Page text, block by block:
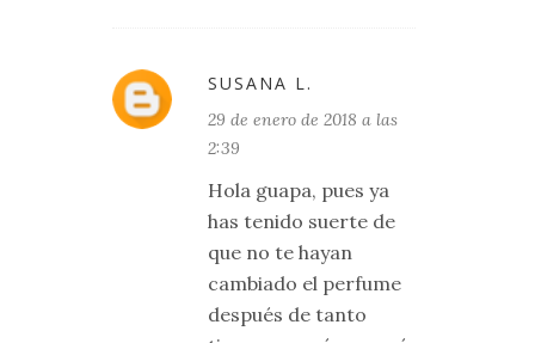
SUSANA L.
29 de enero de 2018 a las
2:39
Hola guapa, pues ya
has tenido suerte de
que no te hayan
cambiado el perfume
después de tanto